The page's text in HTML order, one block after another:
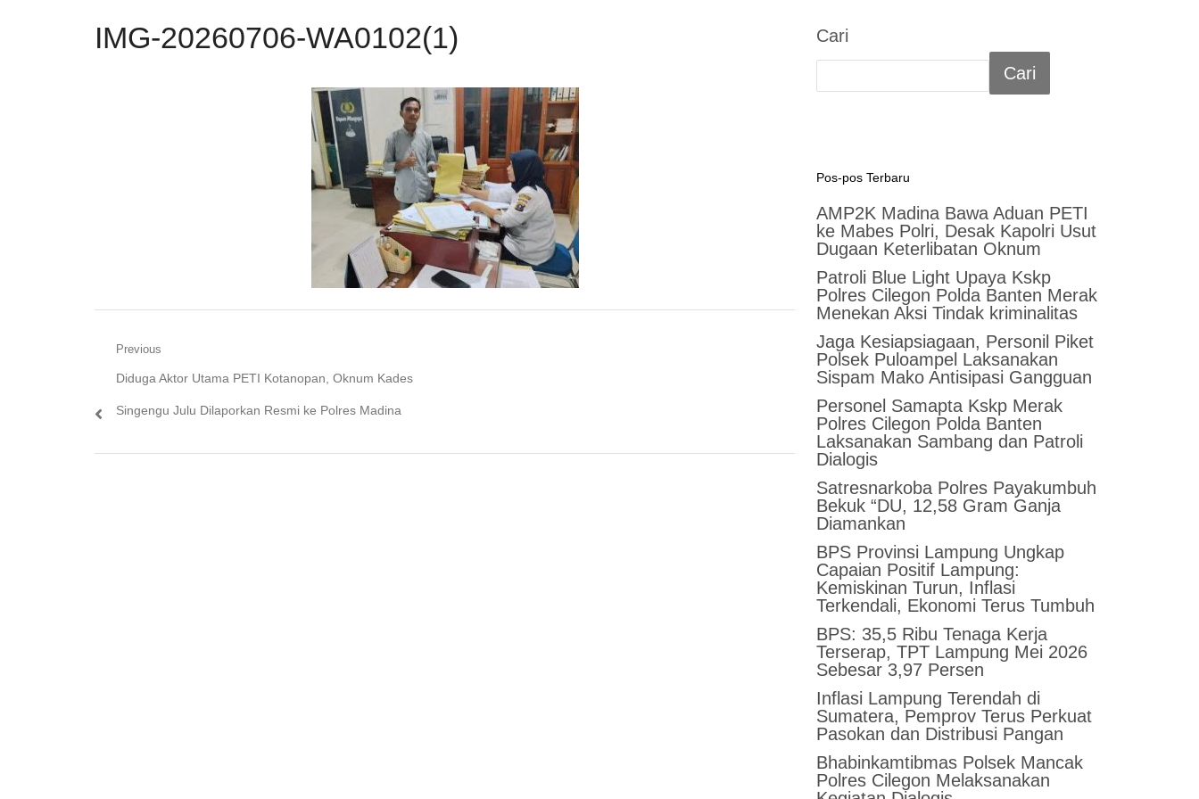
IMG-20260706-WA0102(1)
Navigasi
pos
Previous
Previous
post:
Diduga Aktor Utama PETI Kotanopan, Oknum Kades
Singengu Julu Dilaporkan Resmi ke Polres Madina
Cari
Cari
Pos-pos Terbaru
AMP2K Madina Bawa Aduan PETI
ke Mabes Polri, Desak Kapolri Usut
Dugaan Keterlibatan Oknum
Patroli Blue Light Upaya Kskp
Polres Cilegon Polda Banten Merak
Menekan Aksi Tindak kriminalitas
Jaga Kesiapsiagaan, Personil Piket
Polsek Puloampel Laksanakan
Sispam Mako Antisipasi Gangguan
Personel Samapta Kskp Merak
Polres Cilegon Polda Banten
Laksanakan Sambang dan Patroli
Dialogis
Satresnarkoba Polres Payakumbuh
Bekuk “DU, 12,58 Gram Ganja
Diamankan
BPS Provinsi Lampung Ungkap
Capaian Positif Lampung:
Kemiskinan Turun, Inflasi
Terkendali, Ekonomi Terus Tumbuh
BPS: 35,5 Ribu Tenaga Kerja
Terserap, TPT Lampung Mei 2026
Sebesar 3,97 Persen
Inflasi Lampung Terendah di
Sumatera, Pemprov Terus Perkuat
Pasokan dan Distribusi Pangan
Bhabinkamtibmas Polsek Mancak
Polres Cilegon Melaksanakan